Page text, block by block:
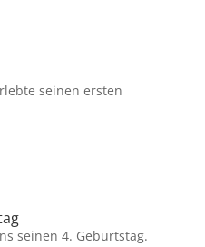
seinen ersten
seinen 4. Geburtstag.